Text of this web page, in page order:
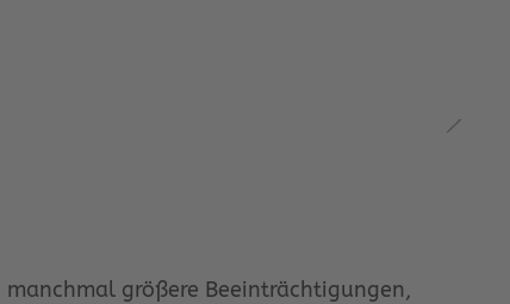
größere Beeinträchtigungen,